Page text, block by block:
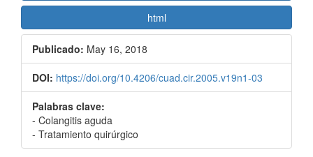
html
Publicado: May 16, 2018
DOI: https://doi.org/10.4206/cuad.cir.2005.v19n1-03
Palabras clave:
- Colangitis aguda
- Tratamiento quirúrgico